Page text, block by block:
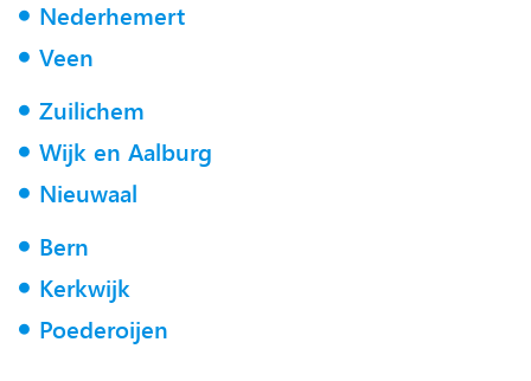
Nederhemert
Veen
Zuilichem
Wijk en Aalburg
Nieuwaal
Bern
Kerkwijk
Poederoijen